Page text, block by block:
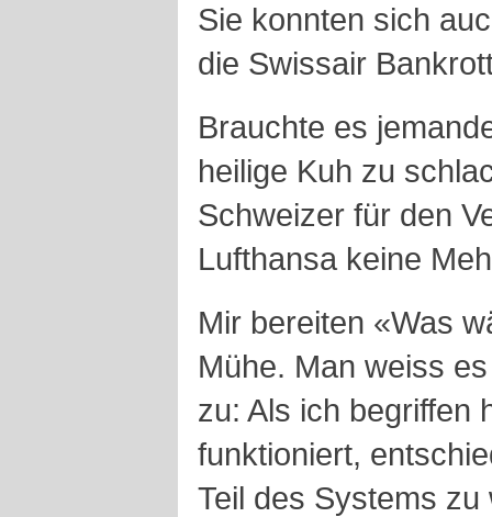
Sie konnten sich
die Swissair
Brauchte es
heilige Kuh zu
Schweizer für den
Lufthansa keine
Mir bereiten «Was
Mühe. Man weiss
zu: Als ich begriffen
funktioniert,
Teil des Systems